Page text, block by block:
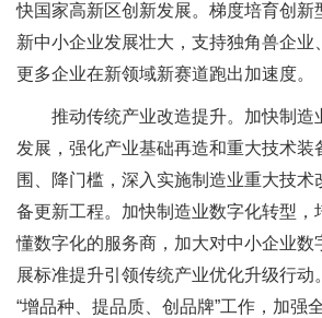
快国家高新区创新发展。梯度培育创新
新中小企业发展壮大，支持独角兽企业
更多企业在新领域新赛道跑出加速度。
推动传统产业改造提升。加快制造
发展，强化产业基础再造和重大技术装
围、降门槛，深入实施制造业重大技术
备更新工程。加快制造业数字化转型，
懂数字化的服务商，加大对中小企业数
展标准提升引领传统产业优化升级行动
“增品种、提品质、创品牌”工作，加强